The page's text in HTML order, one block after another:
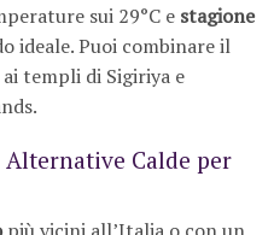
sui 29°C e stagione
ideale. Puoi combinare il
templi di Sigiriya e
Calde per